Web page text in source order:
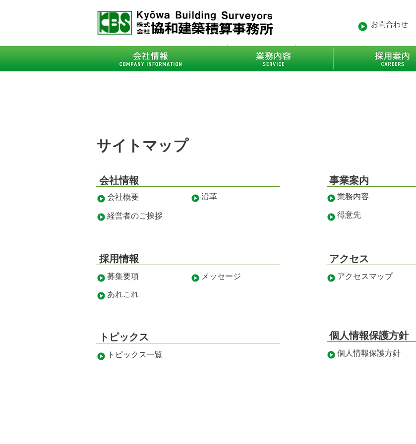
お問合わせ
会社情報 - ごあいさつ - 沿革 業務内容 - 得意先
サイトマップ
会社情報
会社概要 沿革
経営者のご挨拶
事業案内
業務内容
得意先
採用情報
募集要項 メッセージ
あれこれ
アクセス
アクセスマップ
トピックス
トピックス一覧
個人情報保護方針
個人情報保護方針